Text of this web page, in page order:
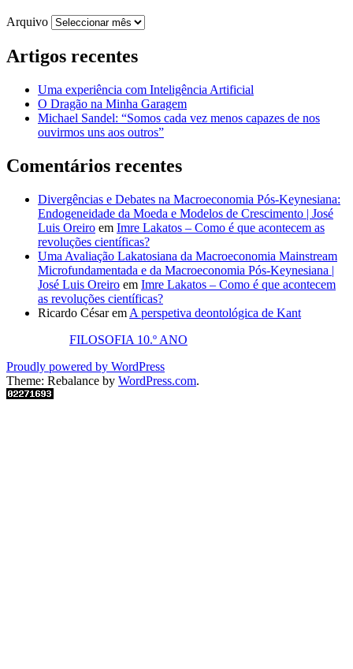
Arquivo
Artigos recentes
Uma experiência com Inteligência Artificial
O Dragão na Minha Garagem
Michael Sandel: “Somos cada vez menos capazes de nos
ouvirmos uns aos outros”
Comentários recentes
Divergências e Debates na Macroeconomia Pós-Keynesiana:
Endogeneidade da Moeda e Modelos de Crescimento | José
Luis Oreiro em Imre Lakatos – Como é que acontecem as
revoluções científicas?
Uma Avaliação Lakatosiana da Macroeconomia Mainstream
Microfundamentada e da Macroeconomia Pós-Keynesiana |
José Luis Oreiro em Imre Lakatos – Como é que acontecem
as revoluções científicas?
Ricardo Césarem A perspetiva deontológica de Kant
FILOSOFIA 10.º ANO
Proudly powered by WordPress
Theme: Rebalance by WordPress.com.